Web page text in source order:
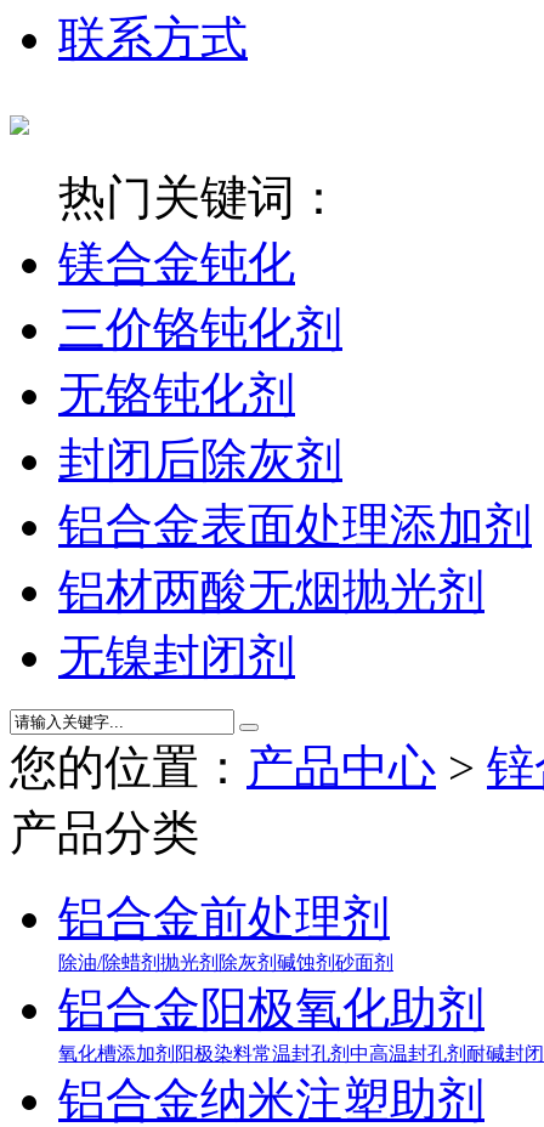
联系方式
热门关键词：
镁合金钝化
三价铬钝化剂
无铬钝化剂
封闭后除灰剂
铝合金表面处理添加剂
铝材两酸无烟抛光剂
无镍封闭剂
您的位置： 产品中心 >
产品分类
铝合金前处理剂
除油/除蜡剂 抛光剂 除灰剂 碱蚀剂 砂面剂
铝合金阳极氧化助剂
氧化槽添加剂 阳极染料常温封孔剂 中高温封孔剂 耐碱封
铝合金纳米注塑助剂